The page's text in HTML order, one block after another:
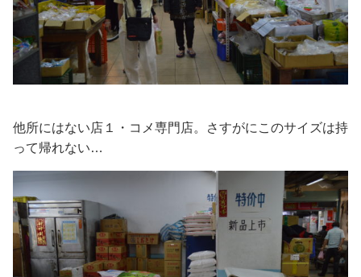
他所にはない店１・コメ専門店。さすがにこのサイズは持
って帰れない…